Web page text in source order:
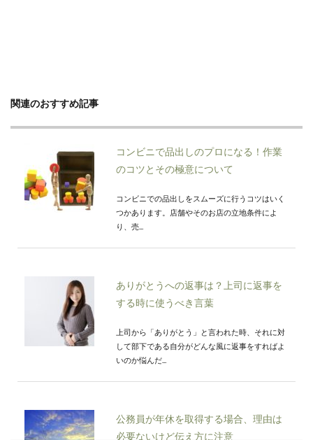
関連のおすすめ記事
コンビニで品出しのプロになる！作業
のコツとその極意について
コンビニでの品出しをスムーズに行うコツはいく
つかあります。店舗やそのお店の立地条件によ
り、売...
ありがとうへの返事は？上司に返事を
する時に使うべき言葉
上司から「ありがとう」と言われた時、それに対
して部下である自分がどんな風に返事をすればよ
いのか悩んだ...
公務員が年休を取得する場合、理由は
必要ないけど伝え方に注意